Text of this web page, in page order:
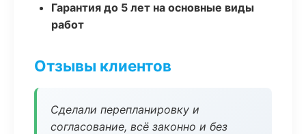
Гарантия до 5 лет на основные виды
работ
Отзывы клиентов
Сделали перепланировку и
согласование, всё законно и без